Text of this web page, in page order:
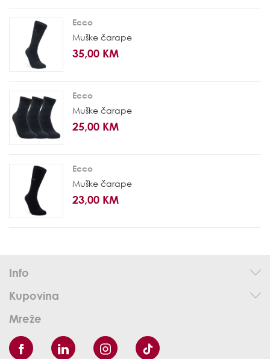
Ecco
Muške čarape
35,00 KM
Ecco
Muške čarape
25,00 KM
Ecco
Muške čarape
23,00 KM
Info
Kupovina
Mreže